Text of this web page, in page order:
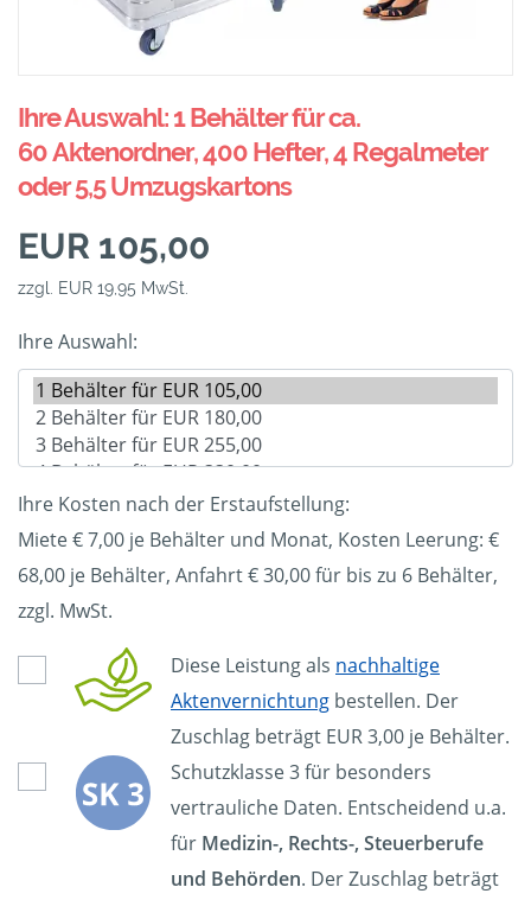
Ihre Auswahl: 1 Behälter für ca.
60 Aktenordner, 400 Hefter, 4 Regalmeter
oder 5,5 Umzugskartons
EUR 105,00
zzgl. EUR 19,95 MwSt.
Ihre Auswahl:
Ihre Kosten nach der Erstaufstellung:
Miete € 7,00 je Behälter und Monat, Kosten Leerung: €
68,00 je Behälter, Anfahrt € 30,00 für bis zu 6 Behälter,
zzgl. MwSt.
Diese Leistung als nachhaltige
Aktenvernichtung bestellen. Der
Zuschlag beträgt EUR 3,00 je Behälter.
Schutzklasse 3 für besonders
vertrauliche Daten. Entscheidend u.a.
für Medizin-, Rechts-, Steuerberufe
und Behörden. Der Zuschlag beträgt